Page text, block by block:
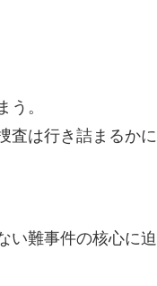
う。
査は行き詰まるかに
い難事件の核心に迫